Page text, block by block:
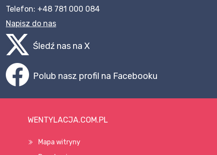
Telefon: +48 781 000 084
Napisz do nas
Śledź nas na X
Polub nasz profil na Facebooku
WENTYLACJA.COM.PL
Mapa witryny